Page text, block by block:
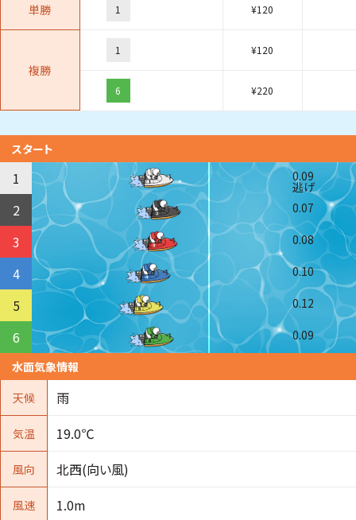
単勝 1 ¥120
複勝
1 ¥120
6 ¥220
スタート
1 0.09
逃げ
2 0.07
3 0.08
4 0.10
5 0.12
6
0.09
水面気象情報
天候
雨
気温 19.0℃
風向 北西(向い風)
風速 1.0m